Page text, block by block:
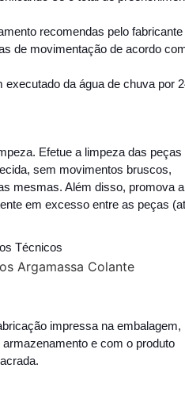
recomendas pelo fabricante
de movimentação de acordo
da água de chuva por
Efetue a limpeza das peças
sem movimentos bruscos,
mesmas. Além disso, promova a
em excesso entre as peças
impressa na embalagem,
e com o produto
Técnicos